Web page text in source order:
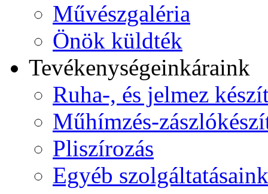
Művészgaléria
Önök küldték
Tevékenységeinkáraink
Ruha-, és jelmez
Műhímzés-
Pliszírozás
Egyéb szolgáltatásaink